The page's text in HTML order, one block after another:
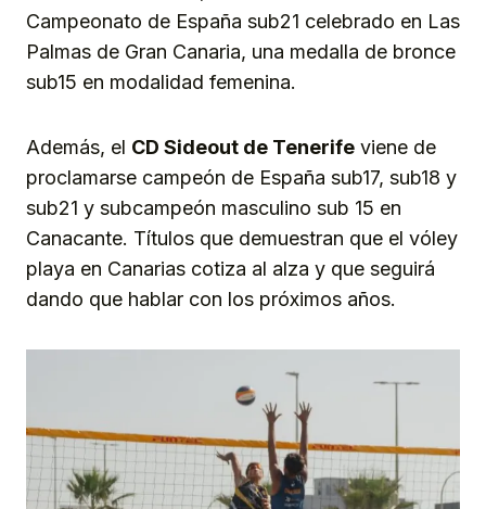
Campeonato de España sub21 celebrado en Las
Palmas de Gran Canaria, una medalla de bronce
sub15 en modalidad femenina.
Además, el CD Sideout de Tenerife viene de
proclamarse campeón de España sub17, sub18 y
sub21 y subcampeón masculino sub 15 en
Canacante. Títulos que demuestran que el vóley
playa en Canarias cotiza al alza y que seguirá
dando que hablar con los próximos años.